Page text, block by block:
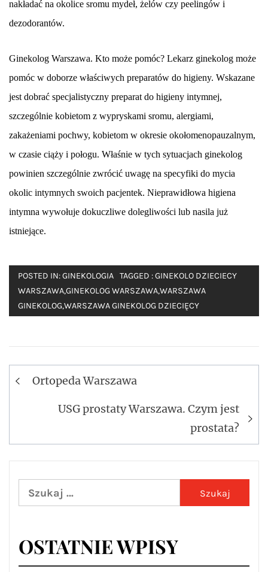
nakładać na okolice sromu mydeł, żelów czy peelingów i
dezodorantów.
Ginekolog Warszawa. Kto może pomóc? Lekarz ginekolog może
pomóc w doborze właściwych preparatów do higieny. Wskazane
jest dobrać specjalistyczny preparat do higieny intymnej,
szczególnie kobietom z wypryskami sromu, alergiami,
zakażeniami pochwy, kobietom w okresie okołomenopauzalnym,
w czasie ciąży i połogu. Właśnie w tych sytuacjach ginekolog
powinien szczególnie zwrócić uwagę na specyfiki do mycia
okolic intymnych swoich pacjentek. Nieprawidłowa higiena
intymna wywołuje dokuczliwe dolegliwości lub nasila już
istniejące.
POSTED IN:GINEKOLOGIA TAGGED :GINEKOLO DZIECIECY
WARSZAWA,GINEKOLOG WARSZAWA,WARSZAWA
GINEKOLOG,WARSZAWA GINEKOLOG DZIECIĘCY
Nawigacja
wpisu
Ortopeda Warszawa
USG prostaty Warszawa. Czym jest
prostata?
Szukaj:
OSTATNIE WPISY